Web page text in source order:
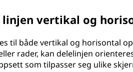
vertikal og
til både vertikal og horisontal
rader, kan delelinjen
som tilpasser seg ulike